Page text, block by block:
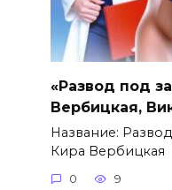
«Развод под
Вербицкая,
Название:
Кира Вербицкая
0 9